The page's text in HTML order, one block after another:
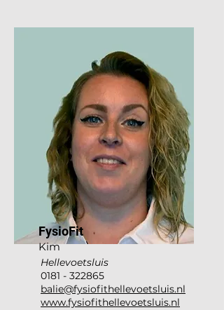
FysioFit
Kim
Hellevoetsluis
0181 - 322865
balie@fysiofithellevoetsluis.nl
www.fysiofithellevoetsluis.nl